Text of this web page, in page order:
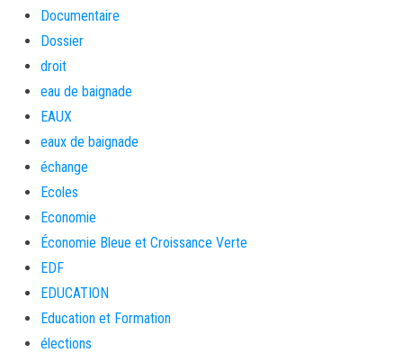
Documentaire
Dossier
droit
eau de baignade
EAUX
eaux de baignade
échange
Ecoles
Economie
Économie Bleue et Croissance Verte
EDF
EDUCATION
Education et Formation
élections